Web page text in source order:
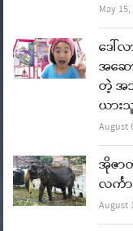
May
ဒေါ်
အဆေ
တဲ့ အ
ယား
August
အိုဇာ
လင်္က
August